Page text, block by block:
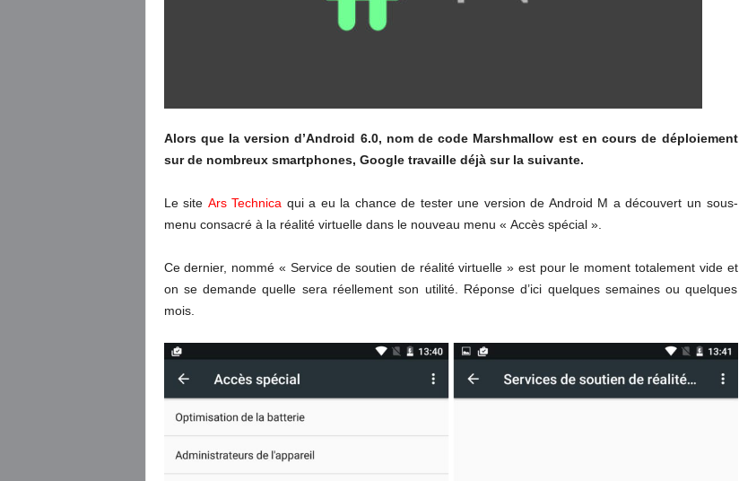
Alors que la version d’Android 6.0, nom de code Marshmallow est en cours de déploiement
sur de nombreux smartphones, Google travaille déjà sur la suivante.
Le site Ars Technica qui a eu la chance de tester une version de Android M a découvert un sous-
menu consacré à la réalité virtuelle dans le nouveau menu « Accès spécial ».
Ce dernier, nommé « Service de soutien de réalité virtuelle » est pour le moment totalement vide et
on se demande quelle sera réellement son utilité. Réponse d’ici quelques semaines ou quelques
mois.